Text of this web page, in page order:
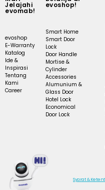
Jelajahi
evomab!
evoshop
E-Warranty
Katalog
Ide &
Inspirasi
Tentang
Kami
Career
evoshop!
Smart Home
Smart Door
Lock
Door Handle
Mortise &
Cylinder
Accessories
Alumunium &
Glass Door
Hotel Lock
Economical
Door Lock
Syarat &